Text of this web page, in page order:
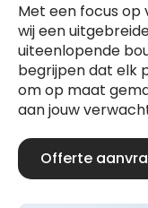
Met een focus
wij een
uiteenlopende
begrijpen dat elk
om op maat
aan jouw
Offerte